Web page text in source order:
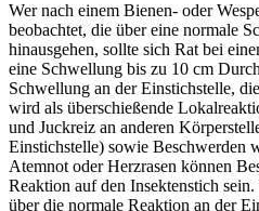
Wer nach einem Bienen- oder
beobachtet, die über eine normale
hinausgehen, sollte sich Rat bei
eine Schwellung bis zu 10 cm
Schwellung an der Einstichstelle,
wird als überschießende
und Juckreiz an anderen
Einstichstelle) sowie Beschwerden
Atemnot oder Herzrasen können
Reaktion auf den Insektenstich
über die normale Reaktion an der